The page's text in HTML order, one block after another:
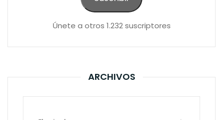
Únete a otros 1.232 suscriptores
ARCHIVOS